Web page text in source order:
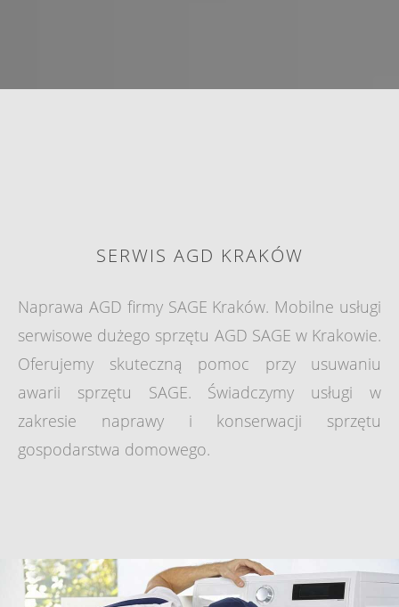
SERWIS AGD KRAKÓW
Naprawa AGD firmy SAGE Kraków. Mobilne usługi
serwisowe dużego sprzętu AGD SAGE w Krakowie.
Oferujemy skuteczną pomoc przy usuwaniu
awarii sprzętu SAGE. Świadczymy usługi w
zakresie naprawy i konserwacji sprzętu
gospodarstwa domowego.